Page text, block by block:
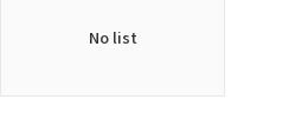
No list